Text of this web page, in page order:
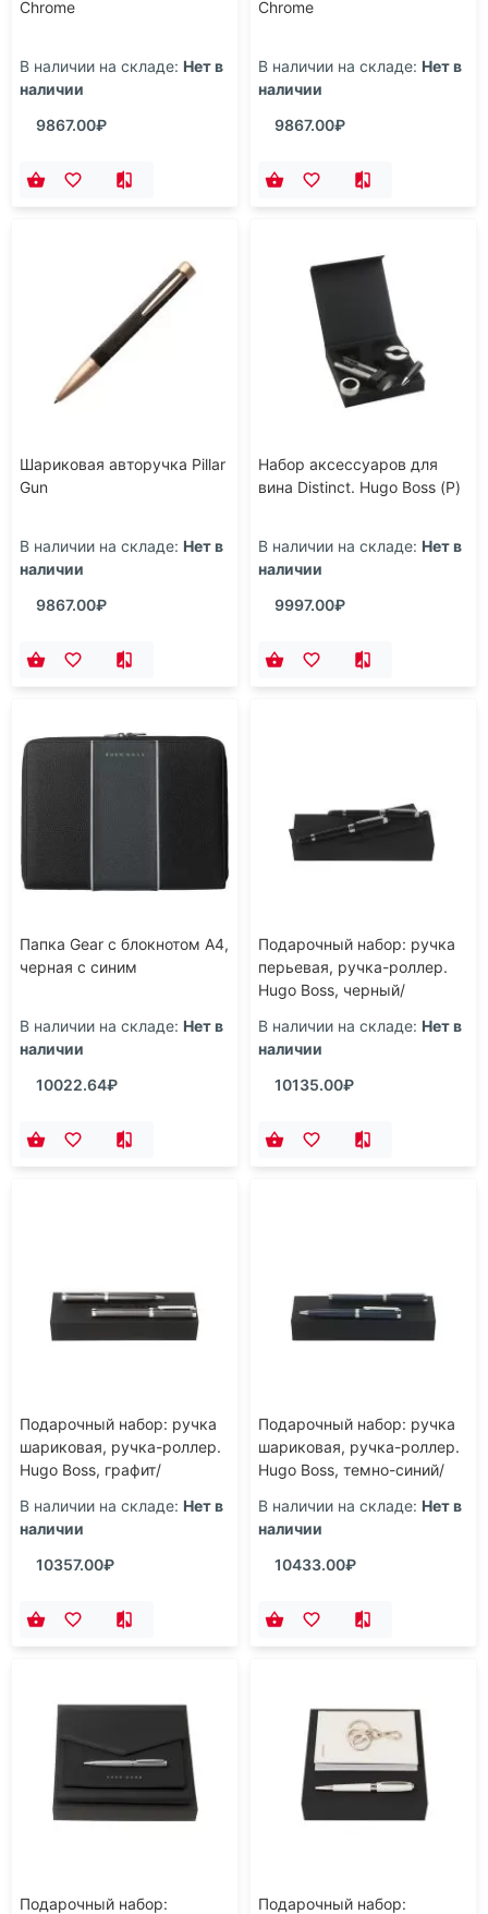
Chrome
В наличии на складе: Нет в
наличии
9867.00₽
Chrome
В наличии на складе: Нет в
наличии
9867.00₽
Шариковая авторучка Pillar
Gun
В наличии на складе: Нет в
наличии
9867.00₽
Набор аксессуаров для
вина Distinct. Hugo Boss (Р)
В наличии на складе: Нет в
наличии
9997.00₽
Папка Gear с блокнотом А4,
черная с синим
В наличии на складе: Нет в
наличии
10022.64₽
Подарочный набор: ручка
перьевая, ручка-роллер.
Hugo Boss, черный/
В наличии на складе: Нет в
наличии
10135.00₽
Подарочный набор: ручка
шариковая, ручка-роллер.
Hugo Boss, графит/
В наличии на складе: Нет в
наличии
10357.00₽
Подарочный набор: ручка
шариковая, ручка-роллер.
Hugo Boss, темно-синий/
В наличии на складе: Нет в
наличии
10433.00₽
Подарочный набор:
Подарочный набор: